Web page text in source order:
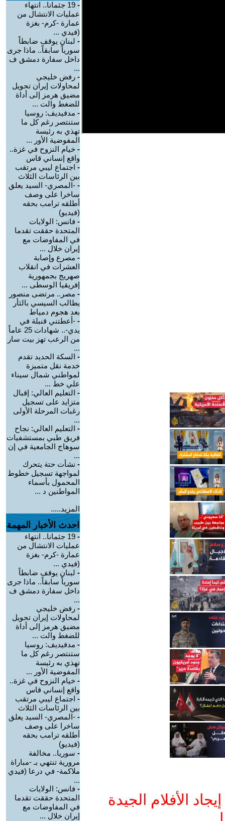
الأفلام الجيدة
-
19 جثمانا.. انتهاء
عمليات الانتشال من
عمارة -كرم- بغزة
(فيدي ...
- لبنان يوقف ضابطاً
سورياً سابقاً.. ماذا جرى
داخل سفارة دمشق ف
...
- رفض خليجي
لمحاولات إيران تحويل
مضيق هرمز إلى أداة
للضغط والت ...
- مدفيديف: روسيا
ستنتصر رغم كل ما
تهذي به رئيسة
المفوضية الأور ...
- خيام النزوح في غزة..
واقع إنساني قاس
- اجتماع ليبي مرتقب
بين الرئاسات الثلاث
- -المصري- السيد يعلق
ساخرا على وصف
أطلقه ترامب بحقه
(فيديو)
- فانس: الولايات
المتحدة حققت تقدما
في المفاوضات مع
إيران خلال ...
- مصرع وإصابة
العشرات في انقلاب
صهريج بجمهورية
إفريقيا الوسطى ...
- مصر.. مرتضى منصور
يطالب السيسي بالثأر
بعد هجوم دمياط
- -أعطتني قنبلة في
يدي-.. شهادات 25 عاماً
من الرعب تهز بيت سار
...
- السكة الحديد تقدم
خدمة نقل متميزة
لمواطني شمال سيناء
علي خط ...
- التعليم العالي: إقبال
متزايد على تسجيل
رغبات المرحلة الأولى
...
- التعليم العالي: نجاح
فريق طبي بمستشفيات
سوهاج الجامعية في إن
...
- نشأت حتة يتحرك
لمواجهة تسجيل خطوط
المحمول بأسماء
المواطنين د ...
المزيد.....
احدث الأخبار المهمة
-
19 جثمانا.. انتهاء
عمليات الانتشال من
عمارة -كرم- بغزة
(فيدي ...
- لبنان يوقف ضابطاً
سورياً سابقاً.. ماذا جرى
داخل سفارة دمشق ف
...
- رفض خليجي
لمحاولات إيران تحويل
مضيق هرمز إلى أداة
للضغط والت ...
- مدفيديف: روسيا
ستنتصر رغم كل ما
تهذي به رئيسة
المفوضية الأور ...
- خيام النزوح في غزة..
واقع إنساني قاس
- اجتماع ليبي مرتقب
بين الرئاسات الثلاث
- -المصري- السيد يعلق
ساخرا على وصف
أطلقه ترامب بحقه
(فيديو)
- سوريا.. مخالفة
مرورية تنتهي بـ -مباراة
ملاكمة- في درعا (فيدي
...
- فانس: الولايات
المتحدة حققت تقدما
في المفاوضات مع
إيران خلال ...